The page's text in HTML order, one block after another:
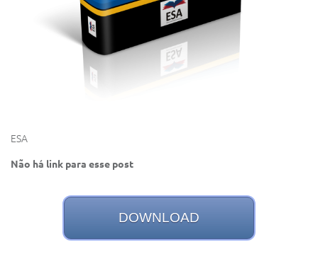
ESA
Não há link para esse post
DOWNLOAD